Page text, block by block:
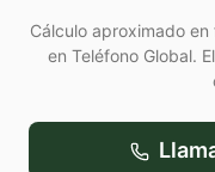
Cálculo aproximado
en Teléfono Global.